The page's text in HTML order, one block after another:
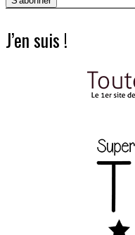
J’en suis !